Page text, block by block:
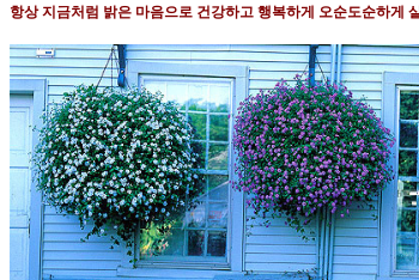
항상 지금처럼 밝은 마음으로 건강하고 행복하게 오순도순하게